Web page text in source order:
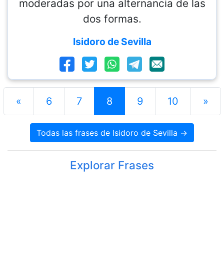
moderadas por una alternancia de las
dos formas.
Isidoro de Sevilla
« 6 7 8 9 10 »
Todas las frases de Isidoro de Sevilla →
Explorar Frases